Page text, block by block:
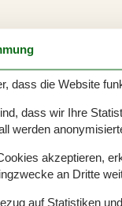
bezeichnet
die Flora und
lässt sich hier
Ferienhaus in St.
und im Grunde
dass die Website
dass wir Ihre
werden
akzeptieren,
an Dritte
auf Statistiken